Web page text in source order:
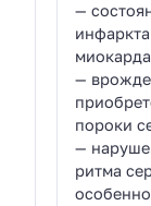
—
инфаркта
—
пороки
—
ритма